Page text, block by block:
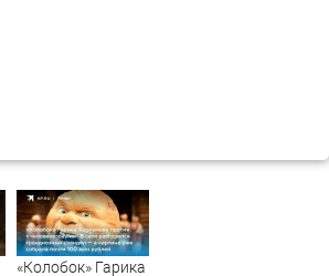
«Колобок» Гарика